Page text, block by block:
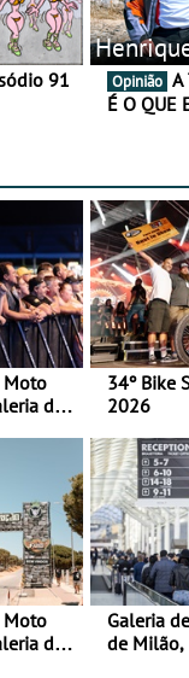
91 Opinião
É O QUE
Moto
de
34º Bike
2026
Moto
de
Galeria
de Milão,